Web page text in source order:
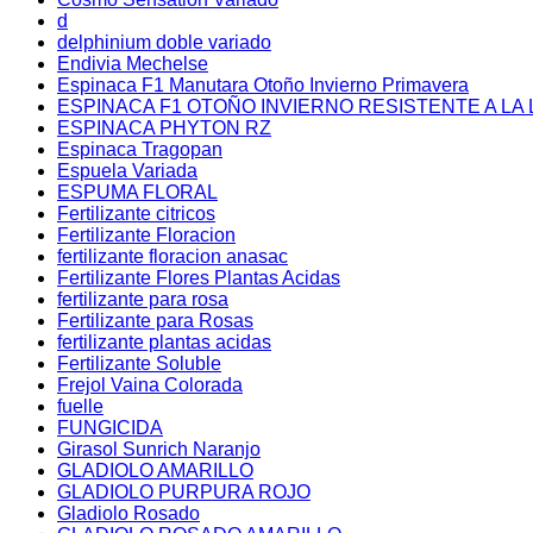
d
delphinium doble variado
Endivia Mechelse
Espinaca F1 Manutara Otoño Invierno Primavera
ESPINACA F1 OTOÑO INVIERNO RESISTENTE A LA
ESPINACA PHYTON RZ
Espinaca Tragopan
Espuela Variada
ESPUMA FLORAL
Fertilizante citricos
Fertilizante Floracion
fertilizante floracion anasac
Fertilizante Flores Plantas Acidas
fertilizante para rosa
Fertilizante para Rosas
fertilizante plantas acidas
Fertilizante Soluble
Frejol Vaina Colorada
fuelle
FUNGICIDA
Girasol Sunrich Naranjo
GLADIOLO AMARILLO
GLADIOLO PURPURA ROJO
Gladiolo Rosado